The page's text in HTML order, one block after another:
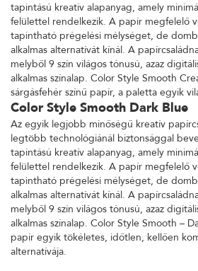
tapintású kreatív alapanyag, amely
felülettel rendelkezik. A papír megfelelő
tapintható prégelési mélységet, de
alkalmas alternatívát kínál. A
melyből 9 szín világos tónusú, azaz
alkalmas színalap. Color Style Smooth
sárgásfehér színű papír, a paletta egyik
Color Style Smooth Dark Blue
Az egyik legjobb minőségű kreatív
legtöbb technológiánál biztonsággal
tapintású kreatív alapanyag, amely
felülettel rendelkezik. A papír megfelelő
tapintható prégelési mélységet, de
alkalmas alternatívát kínál. A
melyből 9 szín világos tónusú, azaz
alkalmas színalap. Color Style Smooth –
papír egyik tökéletes, időtlen, kellően
alternatívája.